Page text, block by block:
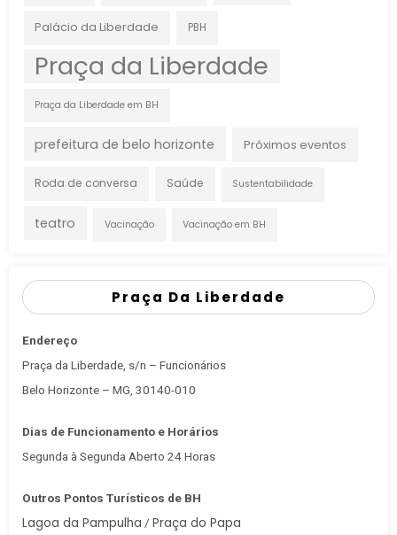
Palácio da Liberdade PBH
Praça da Liberdade
Praça da Liberdade em BH
prefeitura de belo horizonte Próximos eventos
Roda de conversa Saúde Sustentabilidade
teatro Vacinação Vacinação em BH
Praça Da Liberdade
Endereço
Praça da Liberdade, s/n – Funcionários
Belo Horizonte – MG, 30140-010
Dias de Funcionamento e Horários
Segunda à Segunda Aberto 24 Horas
Outros Pontos Turísticos de BH
Lagoa da Pampulha / Praça do Papa